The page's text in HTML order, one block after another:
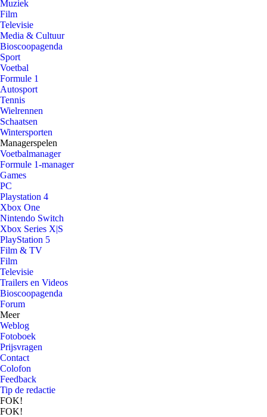
Muziek
Film
Televisie
Media & Cultuur
Bioscoopagenda
Sport
Voetbal
Formule 1
Autosport
Tennis
Wielrennen
Schaatsen
Wintersporten
Managerspelen
Voetbalmanager
Formule 1-manager
Games
PC
Playstation 4
Xbox One
Nintendo Switch
Xbox Series X|S
PlayStation 5
Film & TV
Film
Televisie
Trailers en Videos
Bioscoopagenda
Forum
Meer
Weblog
Fotoboek
Prijsvragen
Contact
Colofon
Feedback
Tip de redactie
FOK!
FOK!